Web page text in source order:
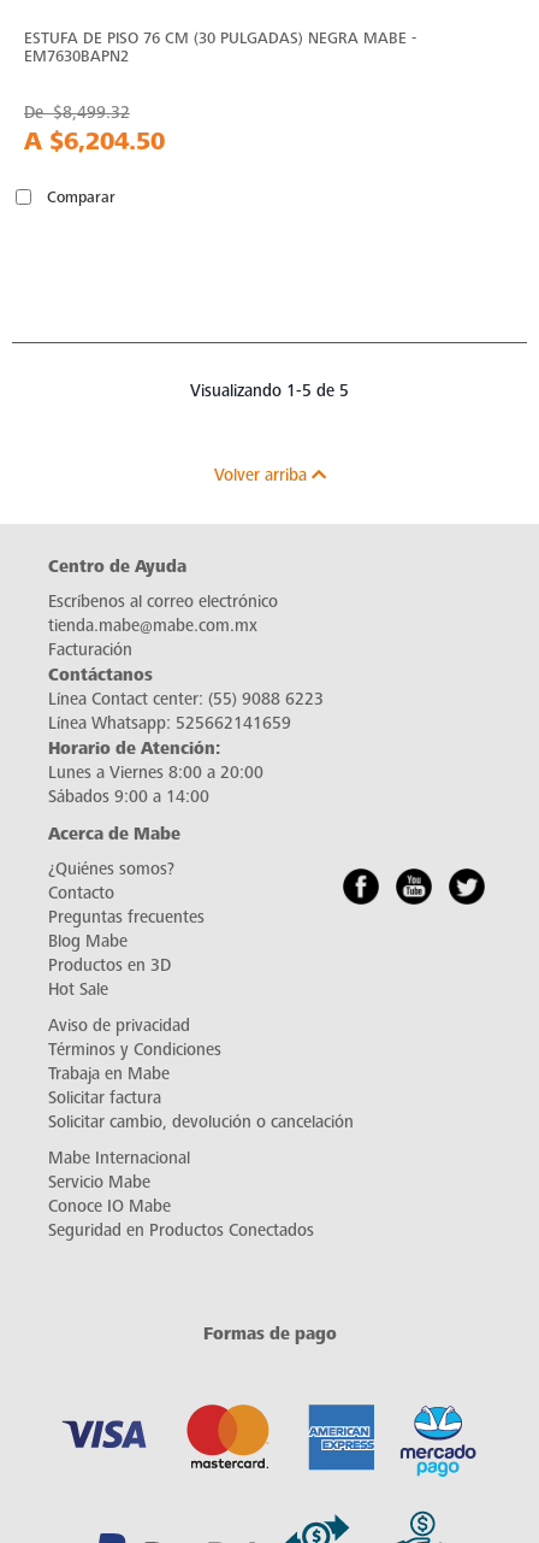
ESTUFA DE PISO 76 CM (30 PULGADAS) NEGRA MABE -
EM7630BAPN2
De$8,499.32
A $6,204.50
Comparar
Visualizando 1-5 de 5
Volver arriba
Centro de Ayuda
Escríbenos al correo electrónico
tienda.mabe@mabe.com.mx
Facturación
Contáctanos
Línea Contact center: (55) 9088 6223
Línea Whatsapp: 525662141659
Horario de Atención:
Lunes a Viernes 8:00 a 20:00
Sábados 9:00 a 14:00
Acerca de Mabe
¿Quiénes somos?
Contacto
Preguntas frecuentes
Blog Mabe
Productos en 3D
Hot Sale
Aviso de privacidad
Términos y Condiciones
Trabaja en Mabe
Solicitar factura
Solicitar cambio, devolución o cancelación
Mabe Internacional
Servicio Mabe
Conoce IO Mabe
Seguridad en Productos Conectados
Formas de pago